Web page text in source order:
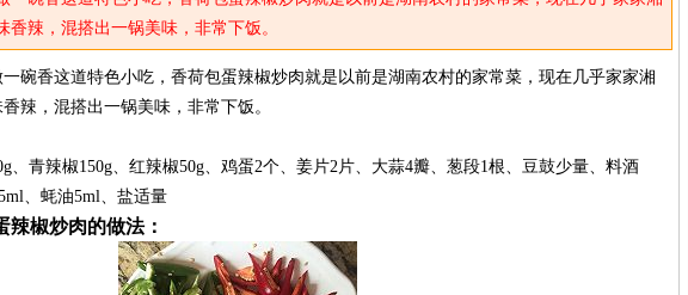
香辣，混搭出一锅美味，非常下饭。
碗香这道特色小吃，香荷包蛋辣椒炒肉就是以前是湖南农村的家常菜，现在几乎家家湘
辣，混搭出一锅美味，非常下饭。
、青辣椒150g、红辣椒50g、鸡蛋2个、姜片2片、大蒜4瓣、葱段1根、豆鼓少量、料酒
、蚝油5ml、盐适量
椒炒肉的做法：